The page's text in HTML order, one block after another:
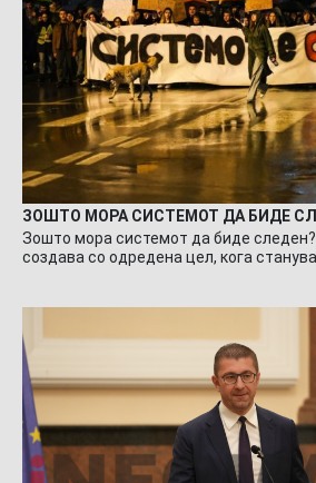
ЗОШТО МОРА СИСТЕМОТ ДА БИДЕ
Зошто мора системот да биде следен?
создава со одредена цел, кога